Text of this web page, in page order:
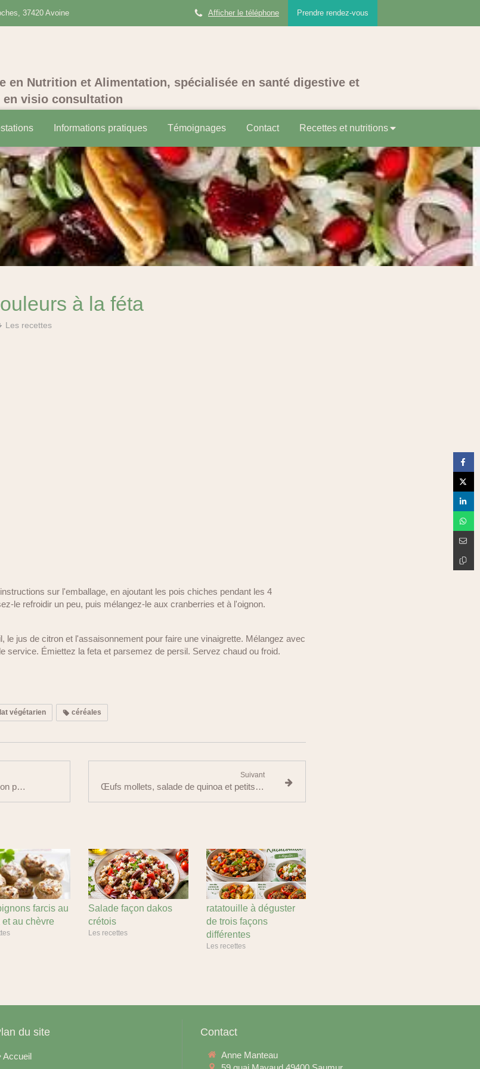
37420 Avoine Prendre rendez-vous
Afficher le téléphone
en Nutrition et Alimentation, spécialisée en santé digestive et
en visio consultation
Informations pratiques Témoignages Contact Recettes et nutritions
à la féta
Les recettes
sur l'emballage, en ajoutant les pois chiches pendant les 4
le refroidir un peu, puis mélangez-le aux cranberries et à l'oignon.
le jus de citron et l'assaisonnement pour faire une vinaigrette. Mélangez avec
service. Émiettez la feta et parsemez de persil. Servez chaud ou froid.
végétarien céréales
Mars Bleu : notre alimentation peut-elle protéger notre côlon ?
Suivant
Œufs mollets, salade de quinoa et petits pois
farcis au
au chèvre
Salade façon dakos
crétois
Les recettes
ratatouille à déguster
de trois façons
différentes
Les recettes
du site
Accueil
Contact
Anne Manteau